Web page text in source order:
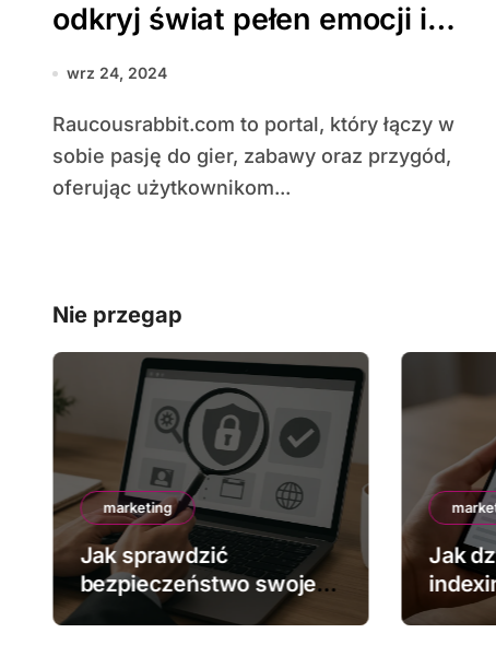
odkryj świat pełen emocji i
pasji
wrz 24, 2024
Raucousrabbit.com to portal, który łączy w
sobie pasję do gier, zabawy oraz przygód,
oferując użytkownikom...
Nie przegap
marketing
Jak sprawdzić
bezpieczeństwo swojej
strony
Jak